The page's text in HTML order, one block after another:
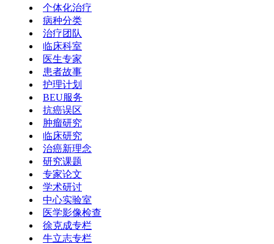
个体化治疗
病种分类
治疗团队
临床科室
医生专家
患者故事
护理计划
BEU服务
抗癌误区
肿瘤研究
临床研究
治癌新理念
研究课题
专家论文
学术研讨
中心实验室
医学影像检查
徐克成专栏
牛立志专栏